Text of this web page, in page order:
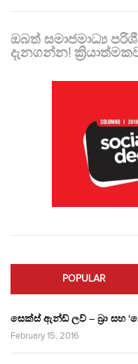
ඔබත් සමාජමාධ්‍ය
දැනගන්න!
POPULAR
සෙක්ස් ඇන්ඩ් ලව් – බ්‍රා සහ
February 15, 2016